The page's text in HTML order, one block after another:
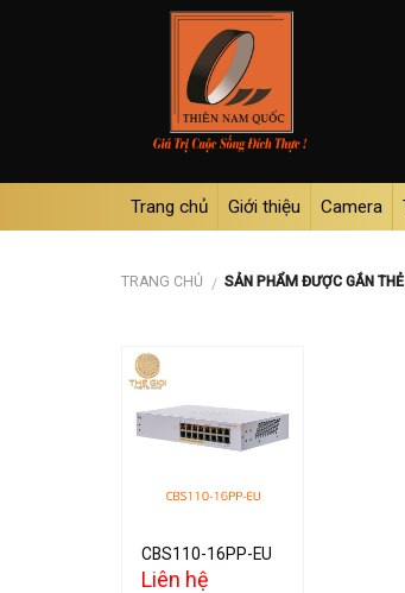
Trang chủ Giới thiệu Camera
TRANG CHỦ / SẢN PHẨM ĐƯỢC GẮN
Add to
CBS110-16PP-EU
Liên hệ